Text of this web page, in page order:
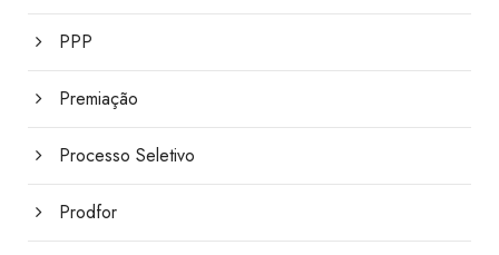
PPP
Premiação
Processo Seletivo
Prodfor